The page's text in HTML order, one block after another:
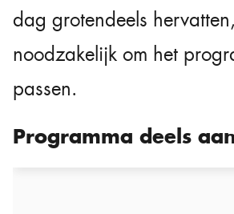
dag grotendeels
noodzakelijk om het
passen.
Programma deels